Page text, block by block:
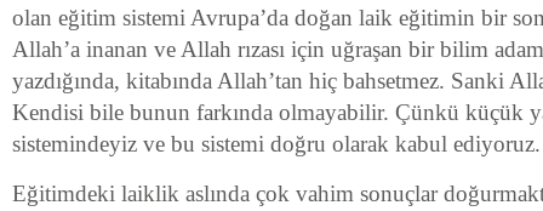
olan eğitim sistemi Avrupa’da doğan laik eğitimin bir
Allah’a inanan ve Allah rızası için uğraşan bir bilim
yazdığında, kitabında Allah’tan hiç bahsetmez. Sanki
Kendisi bile bunun farkında olmayabilir. Çünkü küçük
sistemindeyiz ve bu sistemi doğru olarak kabul ediyoruz.
Eğitimdeki laiklik aslında çok vahim sonuçlar